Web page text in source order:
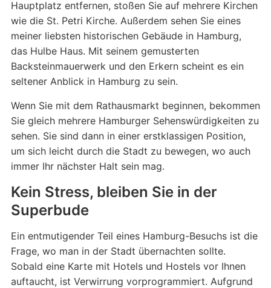
Hauptplatz entfernen, stoßen Sie auf mehrere Kirchen
wie die St. Petri Kirche. Außerdem sehen Sie eines
meiner liebsten historischen Gebäude in Hamburg,
das Hulbe Haus. Mit seinem gemusterten
Backsteinmauerwerk und den Erkern scheint es ein
seltener Anblick in Hamburg zu sein.
Wenn Sie mit dem Rathausmarkt beginnen, bekommen
Sie gleich mehrere Hamburger Sehenswürdigkeiten zu
sehen. Sie sind dann in einer erstklassigen Position,
um sich leicht durch die Stadt zu bewegen, wo auch
immer Ihr nächster Halt sein mag.
Kein Stress, bleiben Sie in der
Superbude
Ein entmutigender Teil eines Hamburg-Besuchs ist die
Frage, wo man in der Stadt übernachten sollte.
Sobald eine Karte mit Hotels und Hostels vor Ihnen
auftaucht, ist Verwirrung vorprogrammiert. Aufgrund